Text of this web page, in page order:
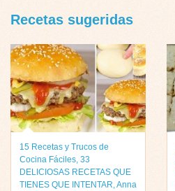
Recetas sugeridas
15 Recetas y Trucos de
Cocina Fáciles, 33
DELICIOSAS RECETAS QUE
TIENES QUE INTENTAR,Anna